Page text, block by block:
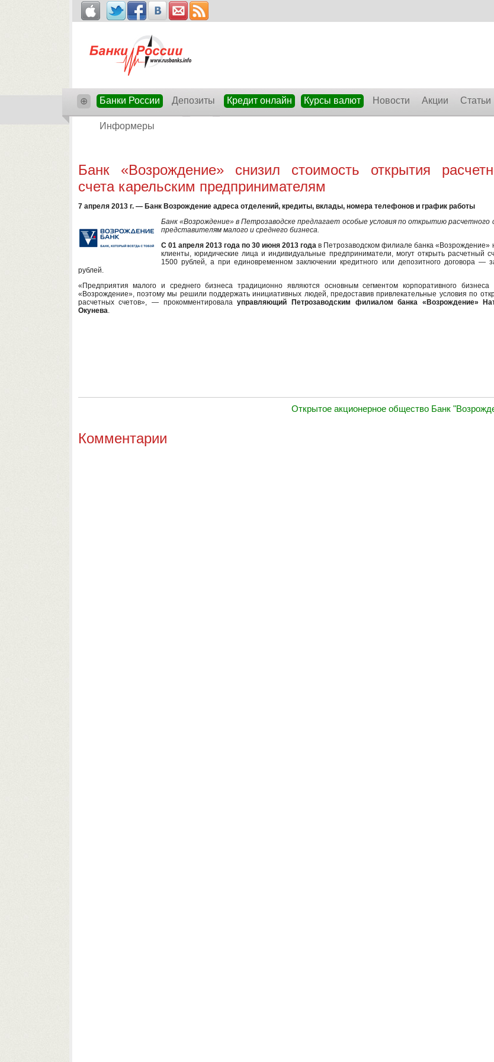
⊕ Банки России Депозиты Кредит онлайн Курсы валют Новости Акции Статьи
Информеры
Банк «Возрождение» снизил стоимость открытия
счета карельским предпринимателям
7 апреля 2013 г. — Банк Возрождение адреса отделений, кредиты, вклады, номера телефонов и график работы
Банк «Возрождение» в Петрозаводске предлагает особые условия по открытию расчетного
представителям малого и среднего бизнеса.
С 01 апреля 2013 года по 30 июня 2013 года в Петрозаводском филиале банка «Возрождение»
клиенты, юридические лица и индивидуальные предприниматели, могут открыть расчетный
1500 рублей, а при единовременном заключении кредитного или депозитного договора —
рублей.
«Предприятия малого и среднего бизнеса традиционно являются основным сегментом корпоративного бизнеса
«Возрождение», поэтому мы решили поддержать инициативных людей, предоставив привлекательные условия по
расчетных счетов», — прокомментировалауправляющий Петрозаводским филиалом банка «Возрождение»
Окунева.
Открытое акционерное общество Банк
Комментарии